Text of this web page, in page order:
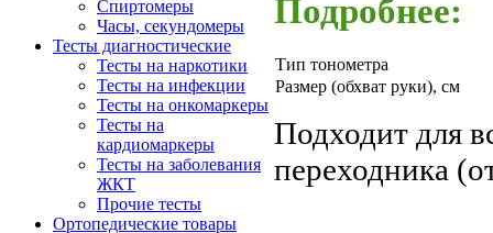
Спиртомеры
Часы, секундомеры
Тесты диагностические
Тесты на наркотики
Тесты на инфекции
Тесты на онкомаркеры
Тесты на
кардиомаркеры
Тесты на заболевания
ЖКТ
Прочие тесты
Ортопедические товары
Подробнее:
Тип тонометра
Размер (обхват руки), см
Подходит для
переходника